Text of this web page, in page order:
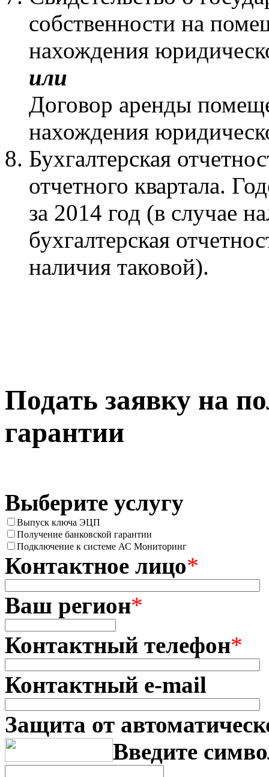
собственности на
нахождения
или
Договор аренды
нахождения
Бухгалтерская
отчетного квартала.
за 2014 год (в случае
бухгалтерская
наличия таковой).
Подать заявку на
гарантии
Выберите услугу
Выпуск ключа ЭЦП
Получение банковской гарантии
Подключение к системе АС Мониторинг
Контактное лицо*
Ваш регион*
Контактный телефон*
Контактный e-mail
Защита от
Введите